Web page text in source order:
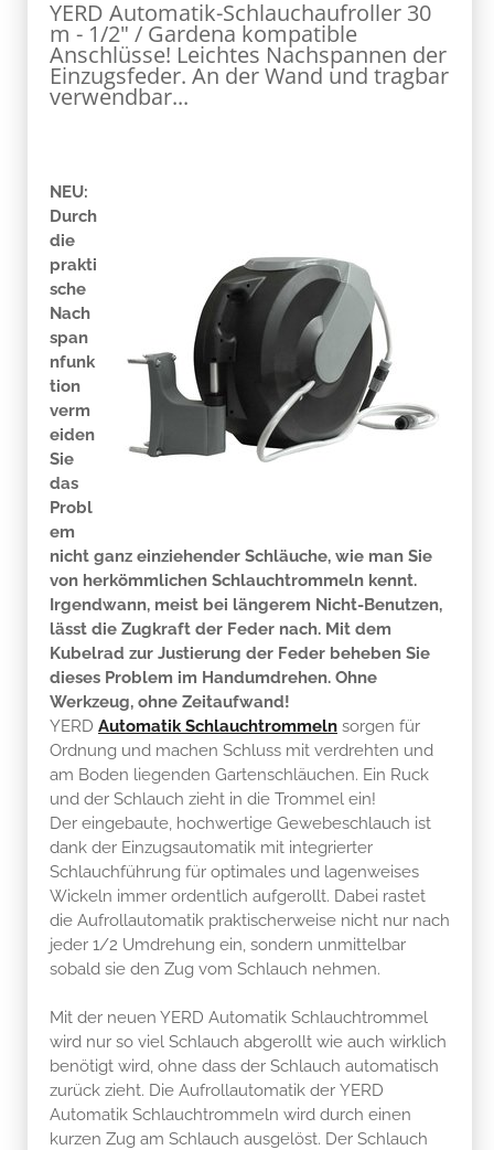
YERD Automatik-Schlauchaufroller 30
m - 1/2" / Gardena kompatible
Anschlüsse! Leichtes Nachspannen der
Einzugsfeder. An der Wand und tragbar
verwendbar...
NEU:
Durch
die
prakti
sche
Nach
span
nfunk
tion
verm
eiden
Sie
das
Probl
em
nicht ganz einziehender Schläuche, wie man Sie
von herkömmlichen Schlauchtrommeln kennt.
Irgendwann, meist bei längerem Nicht-Benutzen,
lässt die Zugkraft der Feder nach. Mit dem
Kubelrad zur Justierung der Feder beheben Sie
dieses Problem im Handumdrehen. Ohne
Werkzeug, ohne Zeitaufwand!
YERD Automatik Schlauchtrommeln sorgen für
Ordnung und machen Schluss mit verdrehten und
am Boden liegenden Gartenschläuchen. Ein Ruck
und der Schlauch zieht in die Trommel ein!
Der eingebaute, hochwertige Gewebeschlauch ist
dank der Einzugsautomatik mit integrierter
Schlauchführung für optimales und lagenweises
Wickeln immer ordentlich aufgerollt. Dabei rastet
die Aufrollautomatik praktischerweise nicht nur nach
jeder 1/2 Umdrehung ein, sondern unmittelbar
sobald sie den Zug vom Schlauch nehmen.
Mit der neuen YERD Automatik Schlauchtrommel
wird nur so viel Schlauch abgerollt wie auch wirklich
benötigt wird, ohne dass der Schlauch automatisch
zurück zieht. Die Aufrollautomatik der YERD
Automatik Schlauchtrommeln wird durch einen
kurzen Zug am Schlauch ausgelöst. Der Schlauch